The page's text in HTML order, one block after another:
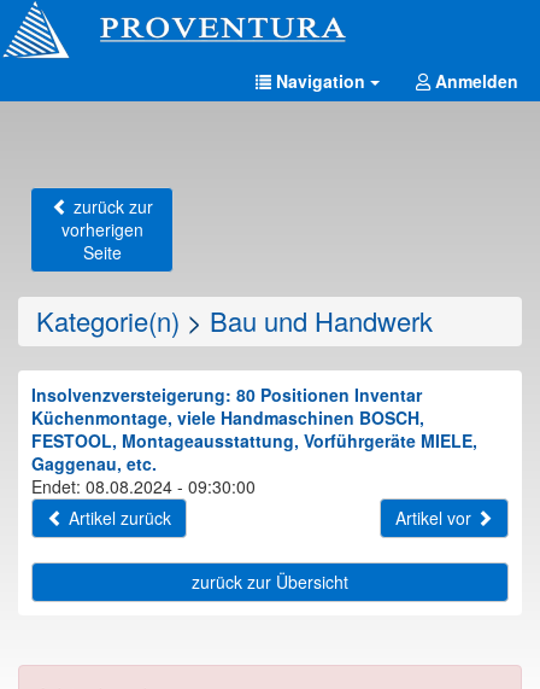
Navigation Anmelden
zurück zur
vorherigen
Seite
Kategorie(n) > Bau und Handwerk
Insolvenzversteigerung: 80 Positionen Inventar
Küchenmontage, viele Handmaschinen BOSCH,
FESTOOL, Montageausstattung, Vorführgeräte MIELE,
Gaggenau, etc.
Endet: 08.08.2024 - 09:30:00
Artikel zurück
Artikel vor
zurück zur Übersicht